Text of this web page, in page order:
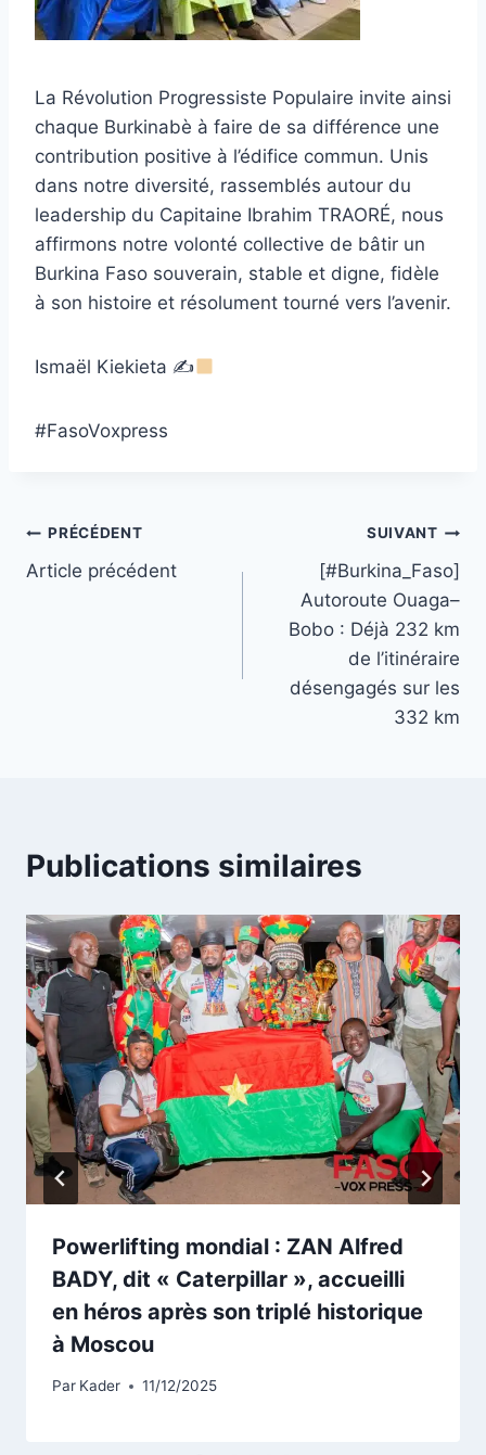
La Révolution Progressiste Populaire invite ainsi
chaque Burkinabè à faire de sa différence une
contribution positive à l’édifice commun. Unis
dans notre diversité, rassemblés autour du
leadership du Capitaine Ibrahim TRAORÉ, nous
affirmons notre volonté collective de bâtir un
Burkina Faso souverain, stable et digne, fidèle
à son histoire et résolument tourné vers l’avenir.
Ismaël Kiekieta ✍
#FasoVoxpress
Navigation
de
PRÉCÉDENT
Article précédent
SUIVANT
[#Burkina_Faso]
Autoroute Ouaga–
Bobo : Déjà 232 km
de l’itinéraire
désengagés sur les
332 km
Publications similaires
Powerlifting mondial : ZAN Alfred
BADY, dit « Caterpillar », accueilli
en héros après son triplé historique
à Moscou
Par Kader 11/12/2025